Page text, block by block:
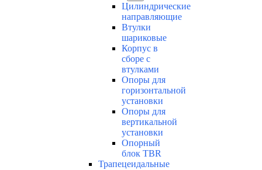
Цилиндрические
направляющие
Втулки
шариковые
Корпус в
сборе с
втулками
Опоры для
горизонтальной
установки
Опоры для
вертикальной
установки
Опорный
блок TBR
Трапецеидальные